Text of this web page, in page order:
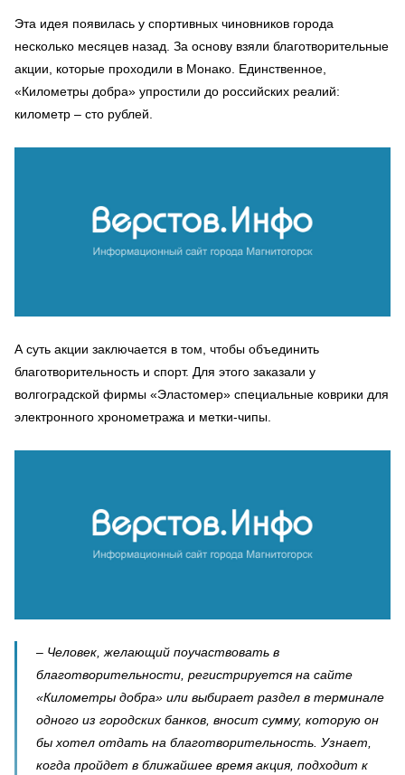
Эта идея появилась у спортивных чиновников города
несколько месяцев назад. За основу взяли благотворительные
акции, которые проходили в Монако. Единственное,
«Километры добра» упростили до российских реалий:
километр – сто рублей.
А суть акции заключается в том, чтобы объединить
благотворительность и спорт. Для этого заказали у
волгоградской фирмы «Эластомер» специальные коврики для
электронного хронометража и метки-чипы.
– Человек, желающий поучаствовать в
благотворительности, регистрируется на сайте
«Километры добра» или выбирает раздел в терминале
одного из городских банков, вносит сумму, которую он
бы хотел отдать на благотворительность. Узнает,
когда пройдет в ближайшее время акция, подходит к